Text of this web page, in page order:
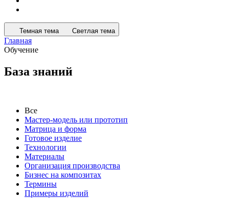
Темная тема Светлая тема
Главная
Обучение
База знаний
Все
Мастер-модель или прототип
Матрица и форма
Готовое изделие
Технологии
Материалы
Организация производства
Бизнес на композитах
Термины
Примеры изделий